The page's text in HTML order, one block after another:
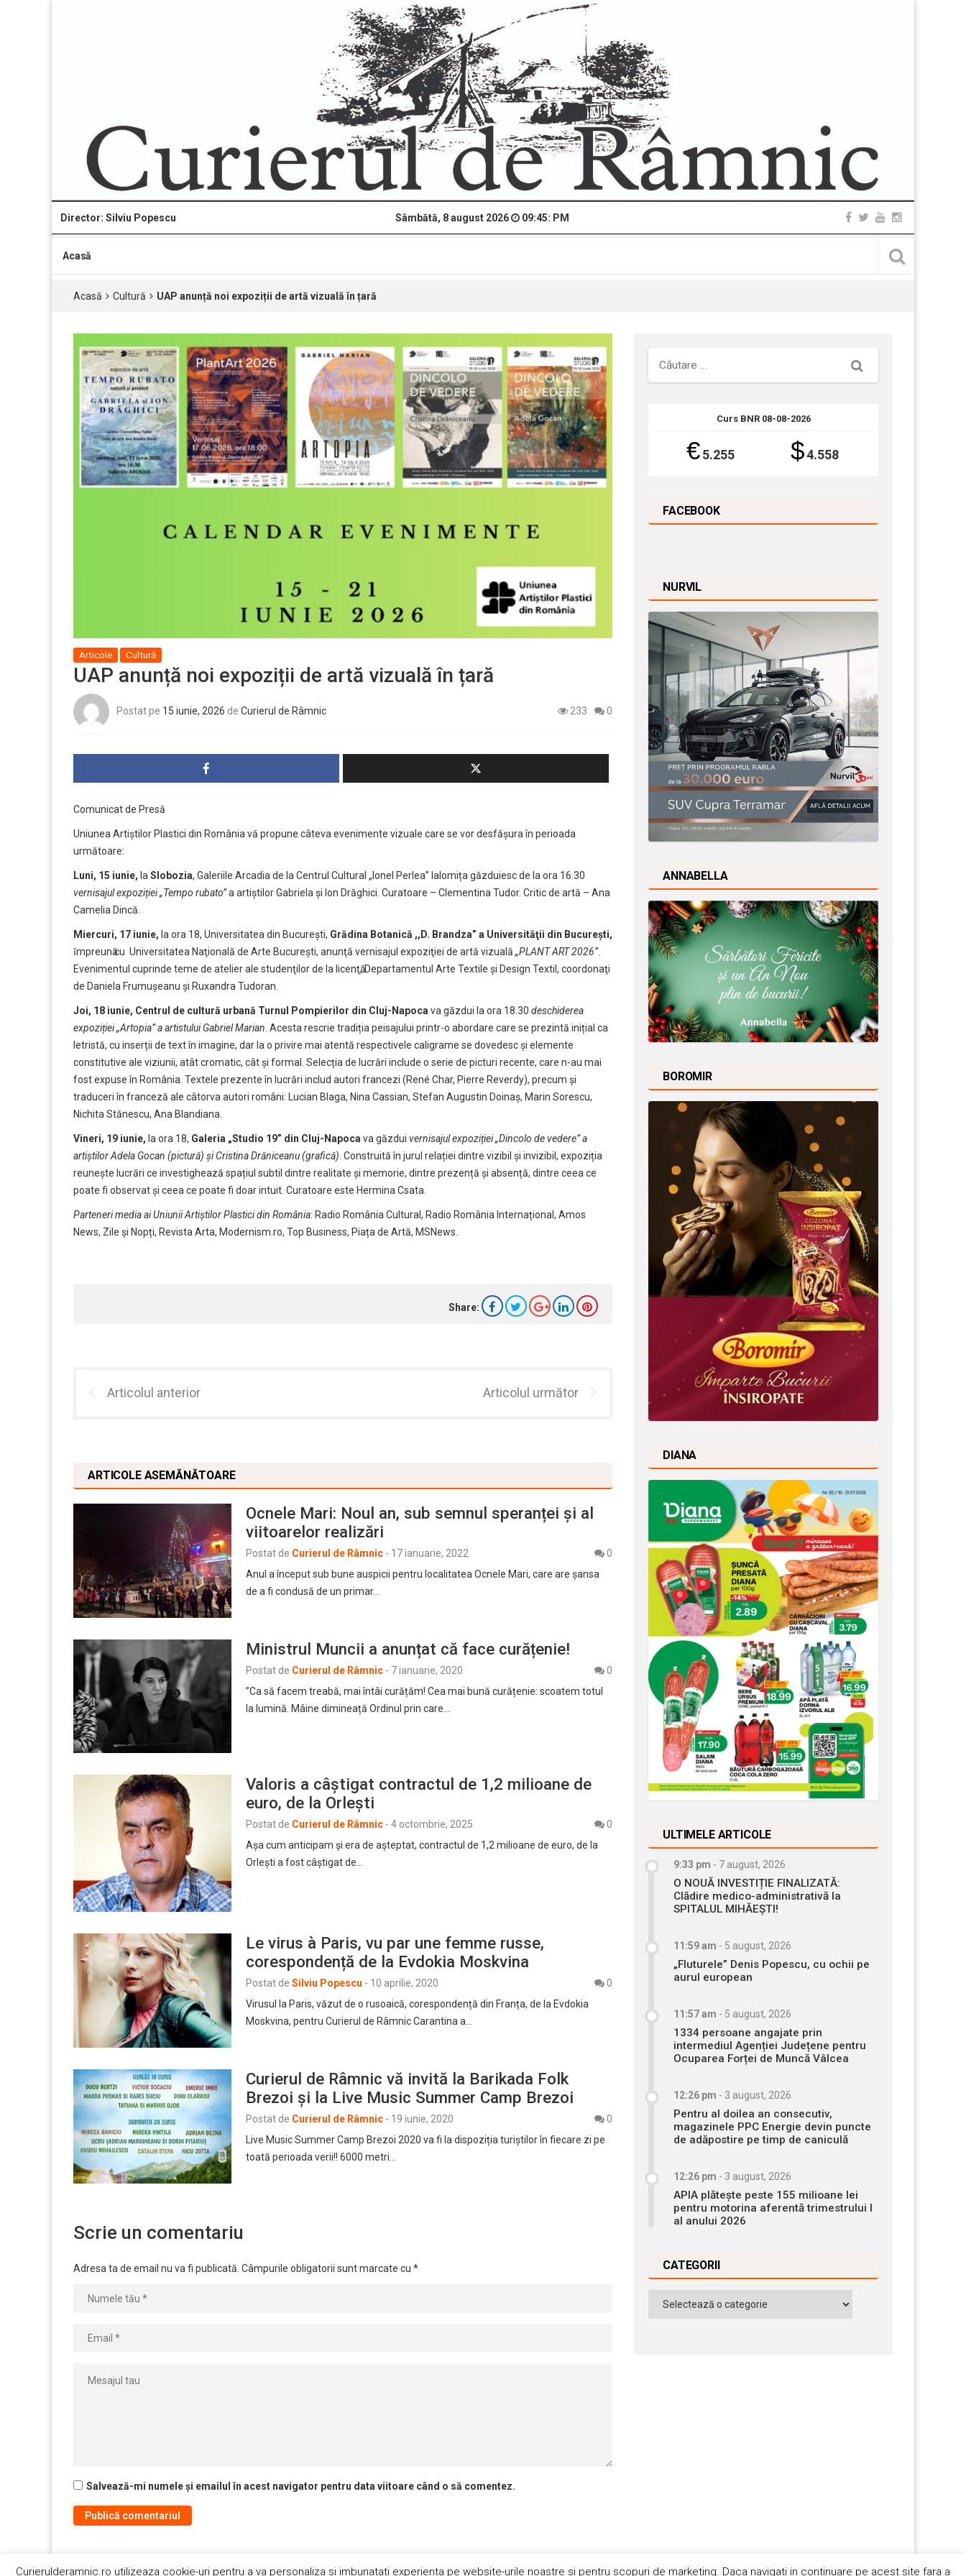
Director: Silviu Popescu Sâmbătă, 8 august 2026 09:45: PM
Acasă
Acasă Cultură UAP anunță noi expoziții de artă vizuală în țară
Articole Cultură
UAP anunță noi expoziții de artă vizuală în țară
Postat pe 15 iunie, 2026 de Curierul de Râmnic 233 0
Comunicat de Presă
Uniunea Artiștilor Plastici din România vă propune câteva evenimente vizuale care se vor desfășura în perioada
următoare:
Luni, 15 iunie, la Slobozia, Galeriile Arcadia de la Centrul Cultural „Ionel Perlea” Ialomița găzduiesc de la ora 16.30
vernisajul expoziției „Tempo rubato”a artiștilor Gabriela și Ion Drăghici. Curatoare – Clementina Tudor. Critic de artă – Ana
Camelia Dincă.
Miercuri, 17 iunie, la ora 18, Universitatea din Bucureşti, Grădina Botanică ,,D. Brandza” a Universităţii din Bucureşti,
ȋmpreunӑ cu Universitatea Naţională de Arte Bucureşti, anunţă vernisajul expoziţiei de artă vizuală „PLANT ART 2026”.
Evenimentul cuprinde teme de atelier ale studenţilor de la licenţӑ, Departamentul Arte Textile și Design Textil, coordonaţi
de Daniela Frumușeanu și Ruxandra Tudoran.
Joi, 18 iunie, Centrul de cultură urbană Turnul Pompierilor din Cluj-Napoca va găzdui la ora 18.30 deschiderea
expoziției „Artopia” a artistului Gabriel Marian . Acesta rescrie tradiția peisajului printr-o abordare care se prezintă inițial ca
letristă, cu inserții de text în imagine, dar la o privire mai atentă respectivele caligrame se dovedesc și elemente
constitutive ale viziunii, atât cromatic, cât și formal. Selecția de lucrări include o serie de picturi recente, care n-au mai
fost expuse în România. Textele prezente în lucrări includ autori francezi (René Char, Pierre Reverdy), precum şi
traduceri în franceză ale câtorva autori români: Lucian Blaga, Nina Cassian, Stefan Augustin Doinaş, Marin Sorescu,
Nichita Stănescu, Ana Blandiana.
Vineri, 19 iunie, la ora 18, Galeria „Studio 19” din Cluj-Napoca va găzdui vernisajul expoziției „Dincolo de vedere” a
artiștilor Adela Gocan (pictură) și Cristina Drăniceanu (grafică) . Construită în jurul relației dintre vizibil și invizibil, expoziția
reunește lucrări ce investighează spațiul subtil dintre realitate și memorie, dintre prezență și absență, dintre ceea ce
poate fi observat și ceea ce poate fi doar intuit. Curatoare este Hermina Csata.
Parteneri media ai Uniunii Artiștilor Plastici din România: Radio România Cultural, Radio România Internațional, Amos
News, Zile și Nopți, Revista Arta, Modernism.ro, Top Business, Piața de Artă, MSNews.
Share:
Articolul anterior Articolul următor
ARTICOLE ASEMĂNĂTOARE
Ocnele Mari: Noul an, sub semnul speranței și al
viitoarelor realizări
Postat de Curierul de Râmnic - 17 ianuarie, 2022
0
Anul a început sub bune auspicii pentru localitatea Ocnele Mari, care are șansa
de a fi condusă de un primar…
Ministrul Muncii a anunțat că face curățenie!
Postat de Curierul de Râmnic - 7 ianuarie, 2020
0
”Ca să facem treabă, mai întâi curățăm! Cea mai bună curățenie: scoatem totul
la lumină. Mâine dimineață Ordinul prin care…
Valoris a câştigat contractul de 1,2 milioane de
euro, de la Orleşti
Postat de Curierul de Râmnic - 4 octombrie, 2025
0
Aşa cum anticipam şi era de aşteptat, contractul de 1,2 milioane de euro, de la
Orleşti a fost câştigat de…
Le virus à Paris, vu par une femme russe,
corespondență de la Evdokia Moskvina
Postat de Silviu Popescu - 10 aprilie, 2020
0
Virusul la Paris, văzut de o rusoaică, corespondență din Franța, de la Evdokia
Moskvina, pentru Curierul de Râmnic Carantina a…
Curierul de Râmnic vă invită la Barikada Folk
Brezoi și la Live Music Summer Camp Brezoi
Postat de Curierul de Râmnic - 19 iunie, 2020
0
Live Music Summer Camp Brezoi 2020 va fi la dispoziția turiștilor în fiecare zi pe
toată perioada verii!! 6000 metri…
Scrie un comentariu
Adresa ta de email nu va fi publicată. Câmpurile obligatorii sunt marcate cu *
Salvează-mi numele și emailul în acest navigator pentru data viitoare când o să comentez.
Căutare
Curs BNR 08-08-2026
€ 5.255 $4.558
FACEBOOK
NURVIL
ANNABELLA
BOROMIR
DIANA
ULTIMELE ARTICOLE
9:33 pm - 7 august, 2026
O NOUĂ INVESTIȚIE FINALIZATĂ:
Clădire medico-administrativă la
SPITALUL MIHĂEȘTI!
11:59 am - 5 august, 2026
„Fluturele” Denis Popescu, cu ochii pe
aurul european
11:57 am - 5 august, 2026
1334 persoane angajate prin
intermediul Agenției Județene pentru
Ocuparea Forței de Muncă Vâlcea
12:26 pm - 3 august, 2026
Pentru al doilea an consecutiv,
magazinele PPC Energie devin puncte
de adăpostire pe timp de caniculă
12:26 pm - 3 august, 2026
APIA plătește peste 155 milioane lei
pentru motorina aferentă trimestrului I
al anului 2026
CATEGORII
Categorii
Curierulderamnic.ro utilizeaza cookie-uri pentru a va personaliza si imbunatati experienta pe website-urile noastre si pentru scopuri de marketing. Daca navigati in continuare pe acest site fara a